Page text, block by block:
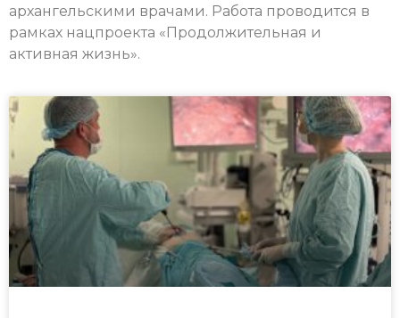
архангельскими врачами. Работа проводится в
рамках нацпроекта «Продолжительная и
активная жизнь».